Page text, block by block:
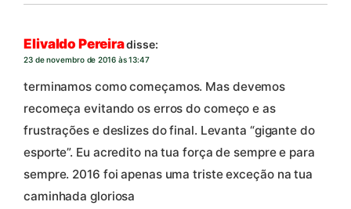
Elivaldo Pereiradisse:
23 de novembro de 2016 às 13:47
terminamos como começamos. Mas devemos
recomeça evitando os erros do começo e as
frustrações e deslizes do final. Levanta “gigante do
esporte”. Eu acredito na tua força de sempre e para
sempre. 2016 foi apenas uma triste exceção na tua
caminhada gloriosa